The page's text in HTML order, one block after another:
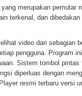
merupakan pemutar
terkenal, dan dibedakan
video dari sebagian
pengguna. Program
Sistem tombol pintas
diperluas dengan
resmi terbaru versi